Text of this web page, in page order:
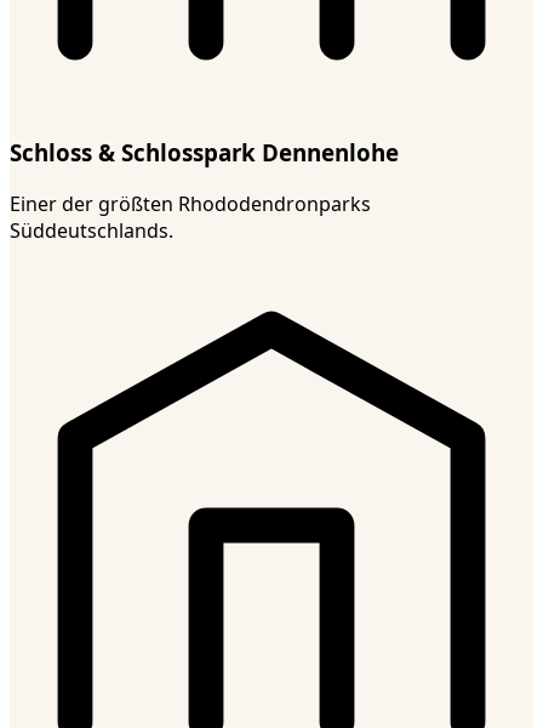
Schloss & Schlosspark Dennenlohe
Einer der größten Rhododendronparks
Süddeutschlands.